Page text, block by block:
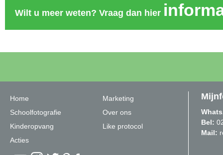
Wilt u meer weten? Vraag dan hier
Home
Schoolfotografie
Kinderopvang
Acties
Marketing
Over ons
Like protocol
Bel:
Mail: